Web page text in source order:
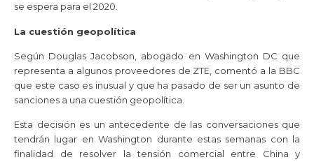
se espera para el 2020.
La cuestión geopolítica
Según Douglas Jacobson, abogado en Washington DC que
representa a algunos proveedores de ZTE, comentó a la BBC
que este caso es inusual y que ha pasado de ser un asunto de
sanciones a una cuestión geopolítica.
Esta decisión es un antecedente de las conversaciones que
tendrán lugar en Washington durante estas semanas con la
finalidad de resolver la tensión comercial entre China y